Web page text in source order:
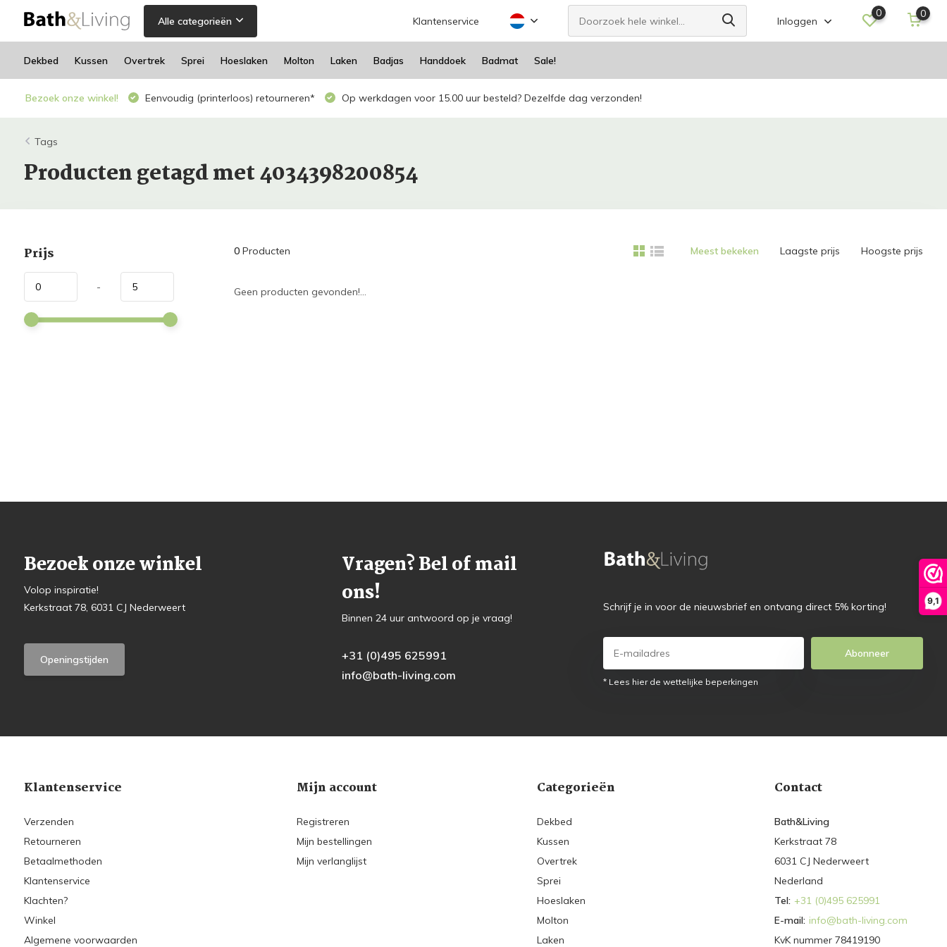
9,1
Alle categorieën Klantenservice Inloggen
0 0
Dekbed Kussen Overtrek Sprei Hoeslaken Molton Laken Badjas Handdoek Badmat Sale!
Bezoek onze winkel! Eenvoudig (printerloos) retourneren* Op werkdagen voor 15.00 uur besteld? Dezelfde dag verzonden!
Tags
Producten getagd met 4034398200854
Prijs
-
0Producten Meest bekeken Laagste prijs Hoogste prijs
Geen producten gevonden!...
Bezoek onze winkel
Volop inspiratie!
Kerkstraat 78, 6031 CJ Nederweert
Openingstijden
Vragen? Bel of mail
ons!
Binnen 24 uur antwoord op je vraag!
+31 (0)495 625991
info@bath-living.com
Schrijf je in voor de nieuwsbrief en ontvang direct 5% korting!
Abonneer
* Lees hier de wettelijke beperkingen
Klantenservice
Verzenden
Retourneren
Betaalmethoden
Klantenservice
Klachten?
Winkel
Algemene voorwaarden
Mijn account
Registreren
Mijn bestellingen
Mijn verlanglijst
Categorieën
Dekbed
Kussen
Overtrek
Sprei
Hoeslaken
Molton
Laken
Contact
Bath&Living
Kerkstraat 78
6031 CJ Nederweert
Nederland
Tel: +31 (0)495 625991
E-mail: info@bath-living.com
KvK nummer 78419190